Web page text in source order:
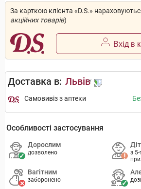
За карткою клієнта «D.S.»
акційних товарів)
Вхід в
Доставка в: Львів
Самовивіз з аптеки
Особливості застосування
Дорослим
дозволено
з 5-
Вагітним
заборонено